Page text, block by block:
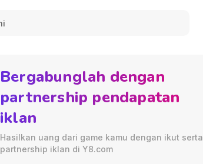
Bergabunglah dengan
partnership pendapatan
iklan
Hasilkan uang dari game kamu dengan ikut serta
partnership iklan di Y8.com